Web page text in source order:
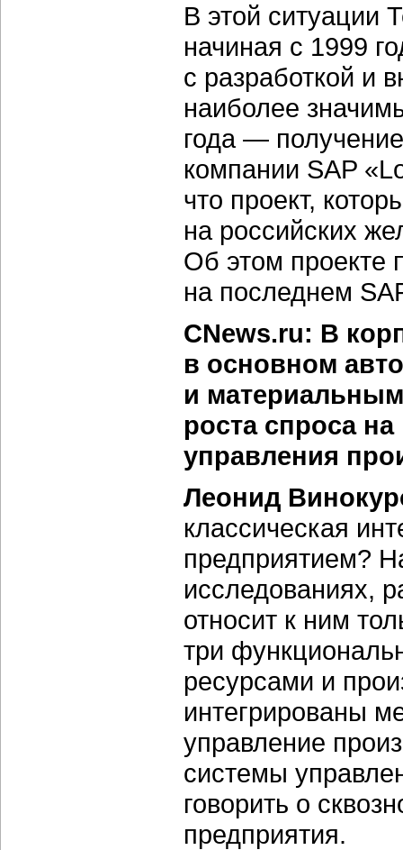
В этой ситуации
начиная с 1999
с разработкой и
наиболее
года —
компании SAP
что проект,
на российских
Об этом проекте
на последнем
CNews.ru: В
в основном
и
роста спроса
управления
Леонид
классическая
предприятием?
исследованиях,
относит к ним
три
ресурсами и
интегрированы
управление
системы
говорить о
предприятия.